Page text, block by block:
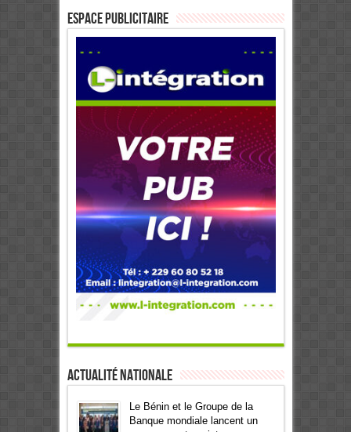
ESPACE PUBLICITAIRE
Actualité Nationale
Le Bénin et le Groupe de la
Banque mondiale lancent un